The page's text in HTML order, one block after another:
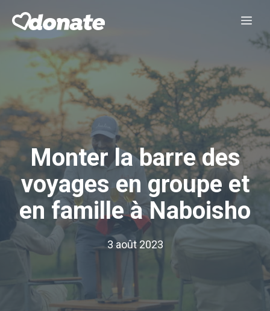
contenu
Monter la barre des
voyages en groupe et
en famille à Naboisho
3 août 2023